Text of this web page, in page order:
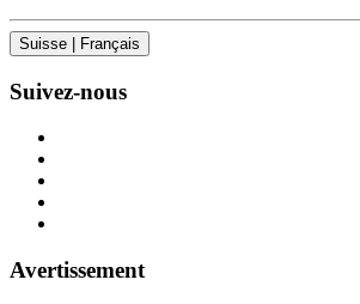
Suisse | Français
Suivez-nous
Avertissement